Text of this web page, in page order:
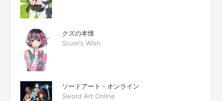
クズの本懐
Scum's Wish
ソードアート・オンライン
Sword Art Online